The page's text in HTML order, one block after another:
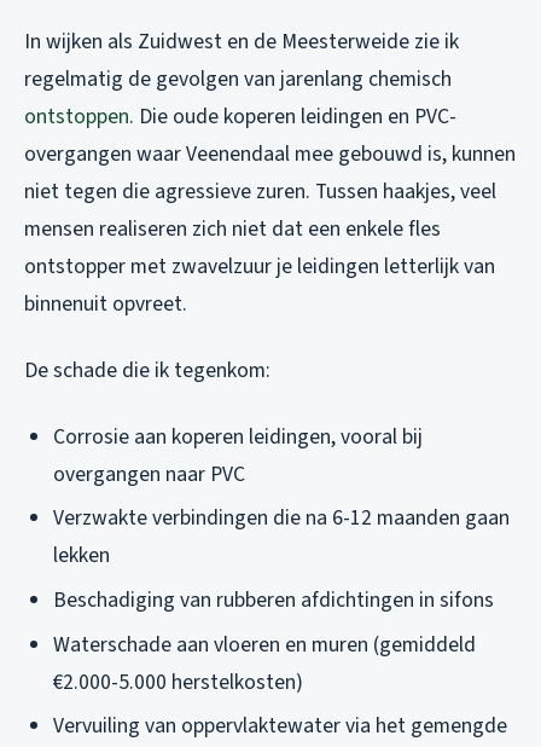
In wijken als Zuidwest en de Meesterweide zie ik
regelmatig de gevolgen van jarenlang chemisch
ontstoppen. Die oude koperen leidingen en PVC-
overgangen waar Veenendaal mee gebouwd is, kunnen
niet tegen die agressieve zuren. Tussen haakjes, veel
mensen realiseren zich niet dat een enkele fles
ontstopper met zwavelzuur je leidingen letterlijk van
binnenuit opvreet.
De schade die ik tegenkom:
Corrosie aan koperen leidingen, vooral bij
overgangen naar PVC
Verzwakte verbindingen die na 6-12 maanden gaan
lekken
Beschadiging van rubberen afdichtingen in sifons
Waterschade aan vloeren en muren (gemiddeld
€2.000-5.000 herstelkosten)
Vervuiling van oppervlaktewater via het gemengde